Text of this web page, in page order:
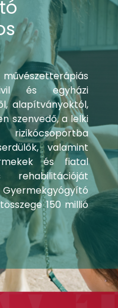
és egyházi
alapítványoktól,
szenvedő, a lelki
valamint
és fiatal
rehabilitációját
150 millió